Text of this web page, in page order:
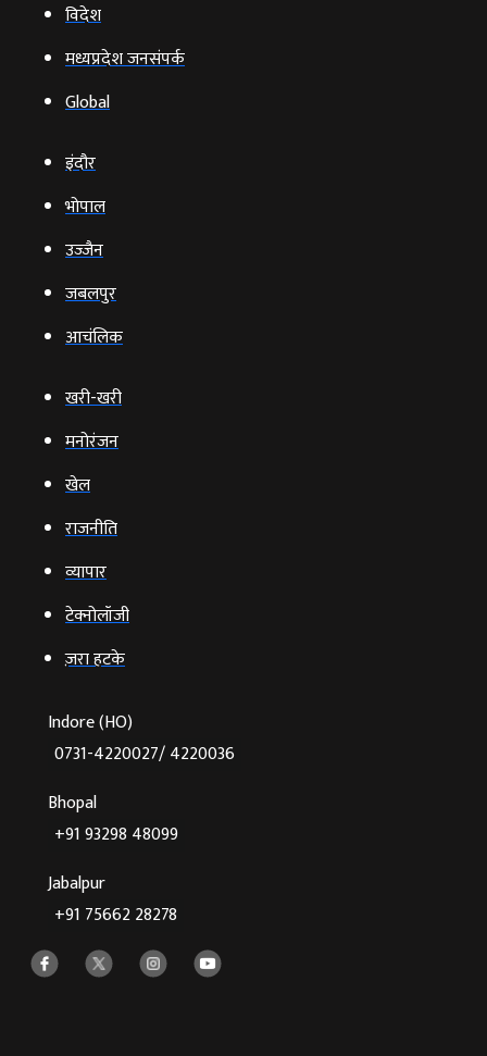
विदेश
मध्यप्रदेश जनसंपर्क
Global
इंदौर
भोपाल
उज्‍जैन
जबलपुर
आचंलिक
खरी-खरी
मनोरंजन
खेल
राजनीति
व्‍यापार
टेक्‍नोलॉजी
ज़रा हटके
Indore (HO)
0731-4220027/ 4220036
Bhopal
+91 93298 48099
Jabalpur
+91 75662 28278